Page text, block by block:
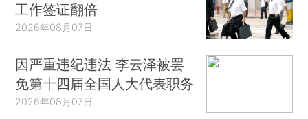
工作签证翻倍
2026年08月07日
因严重违纪违法 李云泽被罢
免第十四届全国人大代表职务
2026年08月07日